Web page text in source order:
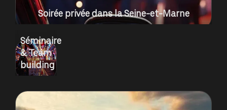
Soirée privée dans la Seine-et-Marne
Séminaire
& Team
building